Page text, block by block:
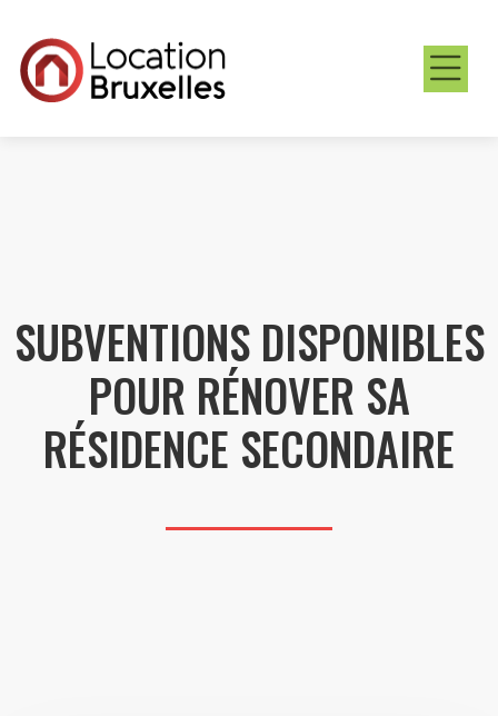
SUBVENTIONS DISPONIBLES
POUR RÉNOVER SA
RÉSIDENCE SECONDAIRE